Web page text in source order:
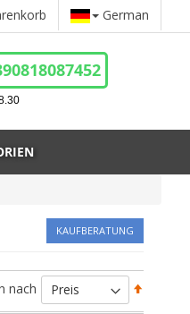
German
KAUFBERATUNG
nach